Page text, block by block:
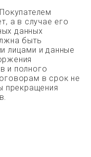
а в случае его
данных
быть
лицами и данные
и полного
в срок не
прекращения